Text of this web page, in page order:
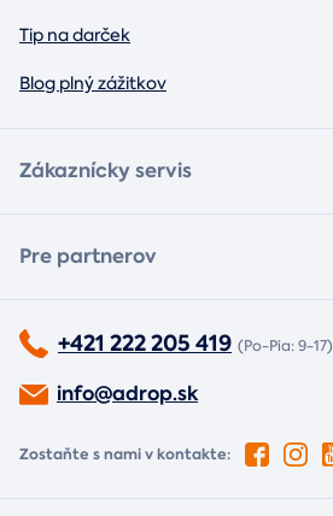
Tip na darček
Blog plný zážitkov
Zákaznícky servis
Pre partnerov
+421 222 205 419 (Po-Pia: 9-17)
info@adrop.sk
Zostaňte s nami v kontakte: